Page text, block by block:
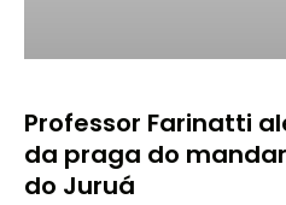
Professor Farinatti
da praga do
do Juruá